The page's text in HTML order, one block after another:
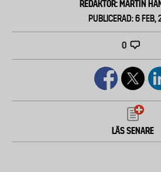
REDAKTÖR: MARTIN
PUBLICERAD: 6 FEB,
0
LÄS SENARE